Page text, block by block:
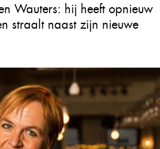
Wauters: hij heeft opnieuw
straalt naast zijn nieuwe